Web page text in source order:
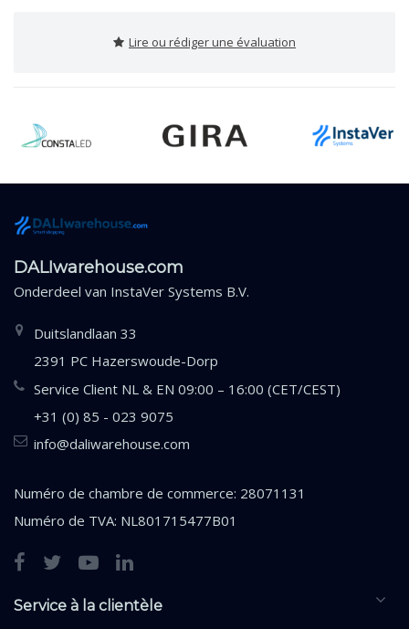
Lire ou rédiger une évaluation
DALIwarehouse.com
Onderdeel van InstaVer Systems B.V.
Duitslandlaan 33
2391 PC Hazerswoude-Dorp
Service Client NL & EN 09:00 – 16:00 (CET/CEST)
+31 (0) 85 - 023 9075
info@daliwarehouse.com
Numéro de chambre de commerce: 28071131
Numéro de TVA: NL801715477B01
Service à la clientèle